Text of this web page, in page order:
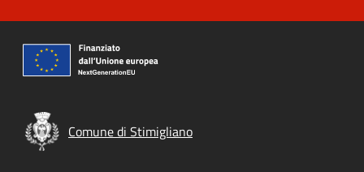
Comune di Stimigliano